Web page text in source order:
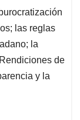
las reglas
la
de
y la